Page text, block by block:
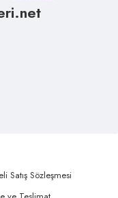
Satış Sözleşmesi